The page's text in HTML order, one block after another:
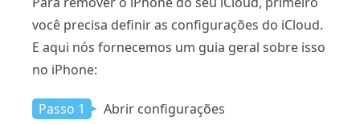
você precisa definir as configurações do iCloud.
E aqui nós fornecemos um guia geral sobre isso
no iPhone:
Passo 1 Abrir configurações